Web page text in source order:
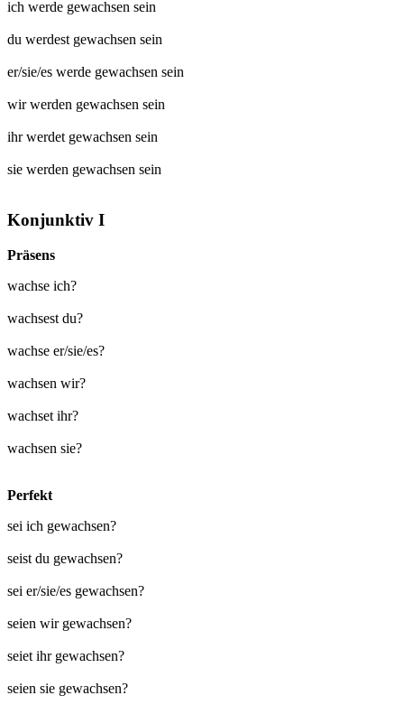
ich werde gewachsen sein
du werdest gewachsen sein
er/sie/es werde gewachsen sein
wir werden gewachsen sein
ihr werdet gewachsen sein
sie werden gewachsen sein
Konjunktiv I
Präsens
wachse ich?
wachsest du?
wachse er/sie/es?
wachsen wir?
wachset ihr?
wachsen sie?
Perfekt
sei ich gewachsen?
seist du gewachsen?
sei er/sie/es gewachsen?
seien wir gewachsen?
seiet ihr gewachsen?
seien sie gewachsen?